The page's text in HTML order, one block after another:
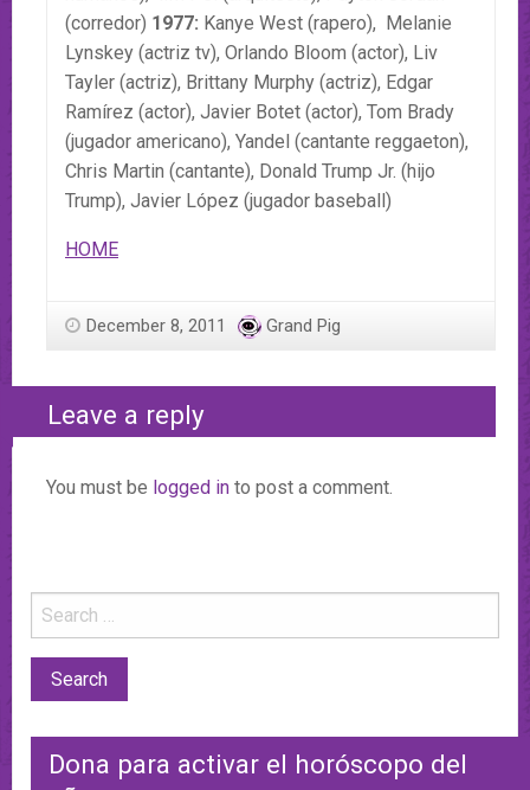
(corredor) 1977: Kanye West (rapero), Melanie
Lynskey (actriz tv), Orlando Bloom (actor), Liv
Tayler (actriz), Brittany Murphy (actriz), Edgar
Ramírez (actor), Javier Botet (actor), Tom Brady
(jugador americano), Yandel (cantante reggaeton),
Chris Martin (cantante), Donald Trump Jr. (hijo
Trump), Javier López (jugador baseball)
HOME
December 8, 2011 Grand Pig
Leave a reply
You must be logged in to post a comment.
Dona para activar el horóscopo del